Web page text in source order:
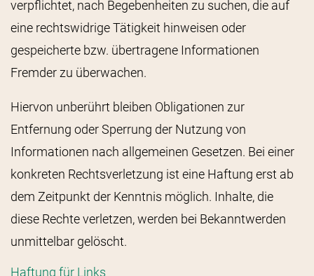
verpflichtet, nach Begebenheiten zu suchen, die auf
eine rechtswidrige Tätigkeit hinweisen oder
gespeicherte bzw. übertragene Informationen
Fremder zu überwachen.
Hiervon unberührt bleiben Obligationen zur
Entfernung oder Sperrung der Nutzung von
Informationen nach allgemeinen Gesetzen. Bei einer
konkreten Rechtsverletzung ist eine Haftung erst ab
dem Zeitpunkt der Kenntnis möglich. Inhalte, die
diese Rechte verletzen, werden bei Bekanntwerden
unmittelbar gelöscht.
Haftung für Links